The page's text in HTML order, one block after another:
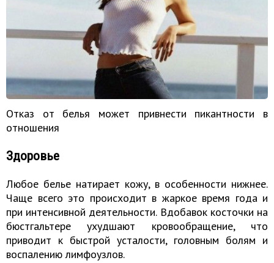
Отказ от белья может привнести пикантности в
отношения
Здоровье
Любое белье натирает кожу, в особенности нижнее.
Чаще всего это происходит в жаркое время года и
при интенсивной деятельности. Вдобавок косточки на
бюстгальтере ухудшают кровообращение, что
приводит к быстрой усталости, головным болям и
воспалению лимфоузлов.